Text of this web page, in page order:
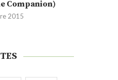
Companion)
2015